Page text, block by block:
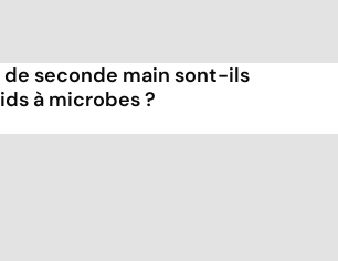
seconde main sont-ils
à microbes ?